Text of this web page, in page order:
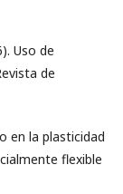
Uso de
de
en la plasticidad
flexible